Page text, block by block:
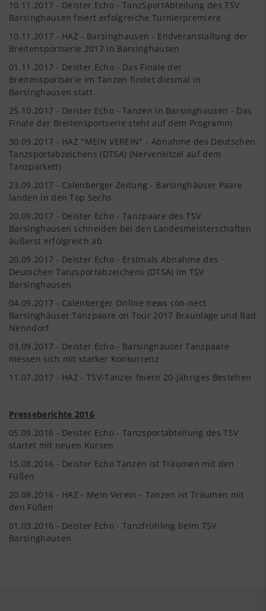
10.11.2017 - Deister Echo - TanzSportAbteilung des TSV
Barsinghausen feiert erfolgreiche Turnierpremiere
10.11.2017 - HAZ - Barsinghausen - Endveranstaltung der
Breitensportserie 2017 in Barsinghausen
01.11.2017 - Deister Echo - Das Finale der
Breitensportserie im Tanzen findet diesmal in
Barsinghausen statt
25.10.2017 - Deister Echo - Tanzen in Barsinghausen - Das
Finale der Breitensportserie steht auf dem Programm
30.09.2017 - HAZ "MEIN VEREIN" - Abnahme des Deutschen
Tanzsportabzeichens (DTSA) (Nervenkitzel auf dem
Tanzparkett)
23.09.2017 - Calenberger Zeitung - Barsinghäuser Paare
landen in den Top Sechs
20.09.2017 - Deister Echo - Tanzpaare des TSV
Barsinghausen schneiden bei den Landesmeisterschaften
äußerst erfolgreich ab
20.09.2017 - Deister Echo - Erstmals Abnahme des
Deutschen Tanzsportabzeichens (DTSA) im TSV
Barsinghausen
04.09.2017 - Calenberger Online news con-nect -
Barsinghäuser Tanzpaare on Tour 2017 Braunlage und Bad
Nenndorf
03.09.2017 - Deister Echo - Barsinghäuser Tanzpaare
messen sich mit starker Konkurrenz
11.07.2017 - HAZ - TSV-Tänzer feiern 20-jähriges Bestehen
Presseberichte 2016
05.09.2016 - Deister Echo - Tanzsportabteilung des TSV
startet mit neuen Kursen
15.08.2016 - Deister Echo Tanzen ist Träumen mit den
Füßen
20.08.2016 - HAZ - Mein Verein - Tanzen ist Träumen mit
den Füßen
01.03.2016 - Deister Echo - Tanzfrühling beim TSV
Barsinghausen